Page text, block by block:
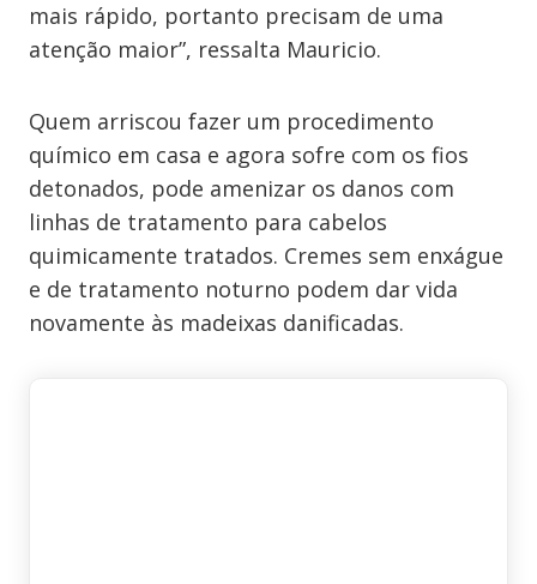
mais rápido, portanto precisam de uma
atenção maior”, ressalta Mauricio.
Quem arriscou fazer um procedimento
químico em casa e agora sofre com os fios
detonados, pode amenizar os danos com
linhas de tratamento para cabelos
quimicamente tratados. Cremes sem enxágue
e de tratamento noturno podem dar vida
novamente às madeixas danificadas.